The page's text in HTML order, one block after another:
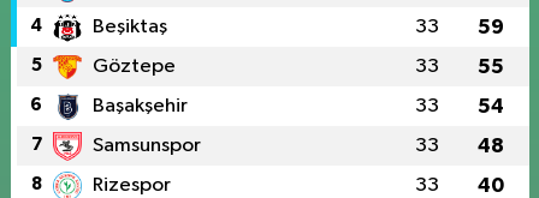
4 Beşiktaş 33 59
5 Göztepe 33 55
6 Başakşehir 33 54
7 Samsunspor 33 48
8 Rizespor 33 40